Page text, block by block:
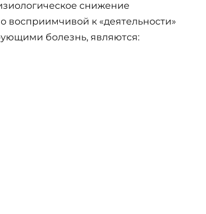
снижение
к «деятельности»
болезнь, являются: